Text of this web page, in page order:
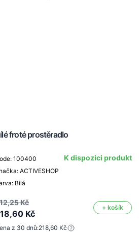
froté prostěradlo
100400
ACTIVESHOP
Bílá
K dispozici produkt
Kč
Kč
+ košík
z 30 dnů:218,60 Kč